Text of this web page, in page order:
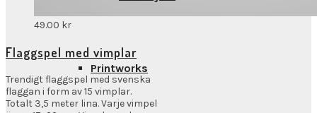
Printworks
49.00 kr
Flaggspel med vimplar
Trendigt flaggspel med svenska
flaggan i form av 15 vimplar.
Totalt 3,5 meter lina. Varje vimpel